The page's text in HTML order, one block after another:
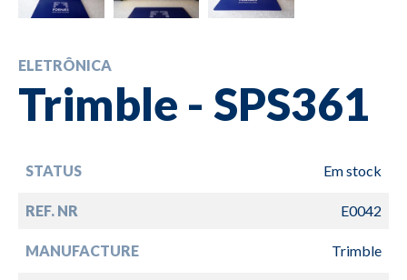
ELETRÔNICA
Trimble - SPS361
STATUS Em stock
REF. NR E0042
MANUFACTURE Trimble